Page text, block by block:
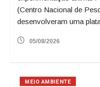
(Centro Nacional de
desenvolveram uma
05/08/2026
MEIO AMBIENTE